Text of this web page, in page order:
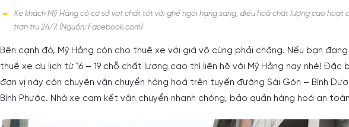
Xe khách Mỹ Hằng có cơ sở vật chất tốt với ghế ngồi hạng sang, điều hoà chất lượng cao hoạt
trơn tru 24/7. (Nguồn: Facebook.com)
Bên cạnh đó, Mỹ Hằng còn cho thuê xe với giá vô cùng phải chăng. Nếu bạn
thuê xe du lịch từ 16 – 19 chỗ chất lượng cao thì liên hệ với Mỹ Hằng nay nhé! Đặc
đơn vị này còn chuyên vận chuyển hàng hoá trên tuyến đường Sài Gòn – Bình
Bình Phước. Nhà xe cam kết vận chuyển nhanh chóng, bảo quản hàng hoá an